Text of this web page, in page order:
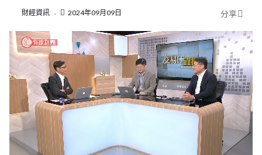
財經資訊 2024年09月09日 分享